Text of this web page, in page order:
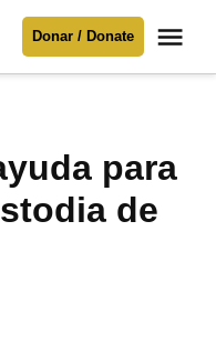
Donar / Donate
para
de